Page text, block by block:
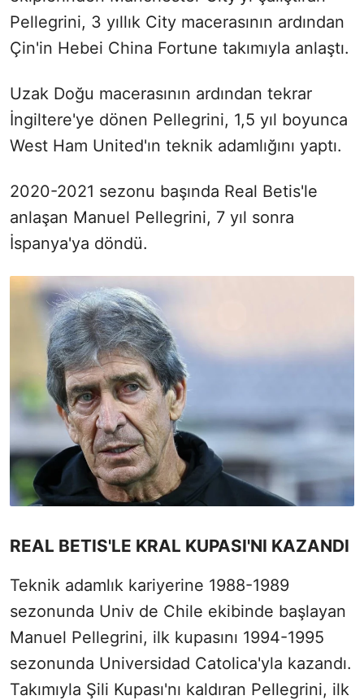
Pellegrini, 3 yıllık City macerasının ardından
Çin'in Hebei China Fortune takımıyla anlaştı.
Uzak Doğu macerasının ardından tekrar
İngiltere'ye dönen Pellegrini, 1,5 yıl boyunca
West Ham United'ın teknik adamlığını yaptı.
2020-2021 sezonu başında Real Betis'le
anlaşan Manuel Pellegrini, 7 yıl sonra
İspanya'ya döndü.
REAL BETIS'LE KRAL KUPASI'NI KAZANDI
Teknik adamlık kariyerine 1988-1989
sezonunda Univ de Chile ekibinde başlayan
Manuel Pellegrini, ilk kupasını 1994-1995
sezonunda Universidad Catolica'yla kazandı.
Takımıyla Şili Kupası'nı kaldıran Pellegrini, ilk